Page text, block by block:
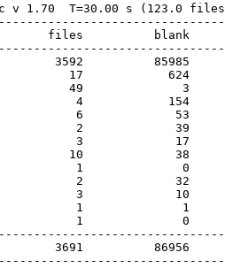
v 1.70  T=30.00 s (123.0
files          blank
3592          85985
17            624
49              3
4            154
6             53
2             39
3             17
10             38
1              0
2             32
3             10
1              1
1              0
3691          86956